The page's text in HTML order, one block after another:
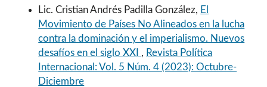
Lic. Cristian Andrés Padilla González, El
Movimiento de Países No Alineados en la lucha
contra la dominación y el imperialismo. Nuevos
desafíos en el siglo XXI , Revista Política
Internacional: Vol. 5 Núm. 4 (2023): Octubre-
Diciembre